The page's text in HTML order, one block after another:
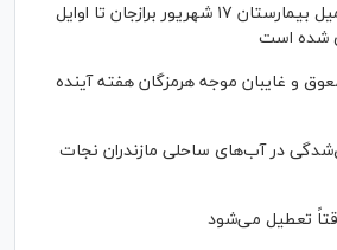
وزیر بهداشت: تکمیل بیمارستان ۱۷ شهریور برازجان تا اوایل
شده است
و غایبان موجه هرمزگان هفته آینده
غرق‌شدگی در آب‌های ساحلی مازندران نجات
تعطیل می‌شود